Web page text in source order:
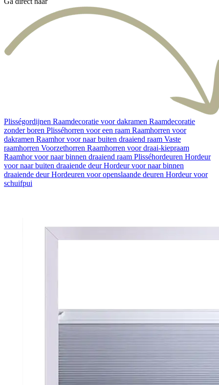
Plisségordijnen Raamdecoratie voor dakramen Raamdecoratie
zonder boren Plisséhorren voor een raam Raamhorren voor
dakramen Raamhor voor naar buiten draaiend raam Vaste
raamhorren Voorzethorren Raamhorren voor draai-kiepraam
Raamhor voor naar binnen draaiend raam Plisséhordeuren Hordeur
voor naar buiten draaiende deurHordeur voor naar binnen
draaiende deurHordeuren voor openslaande deuren Hordeur voor
schuifpui